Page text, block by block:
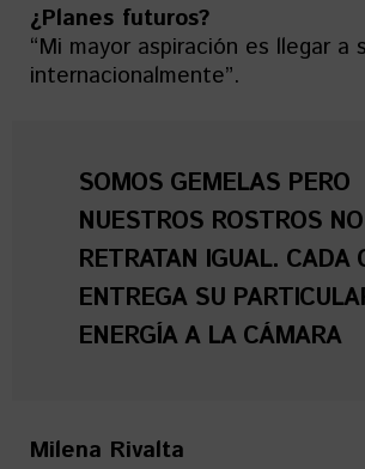
¿Planes futuros?
“Mi mayor aspiración es llegar a
internacionalmente”.
SOMOS GEMELAS PERO
NUESTROS ROSTROS NO
RETRATAN IGUAL. CADA
ENTREGA SU
ENERGÍA A LA CÁMARA
Milena Rivalta